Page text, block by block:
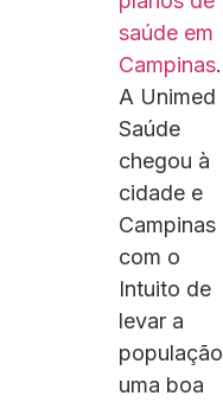
saúde em
Campinas.
A Unimed
Saúde
chegou à
cidade e
Campinas
com o
Intuito de
levar a
população
uma boa